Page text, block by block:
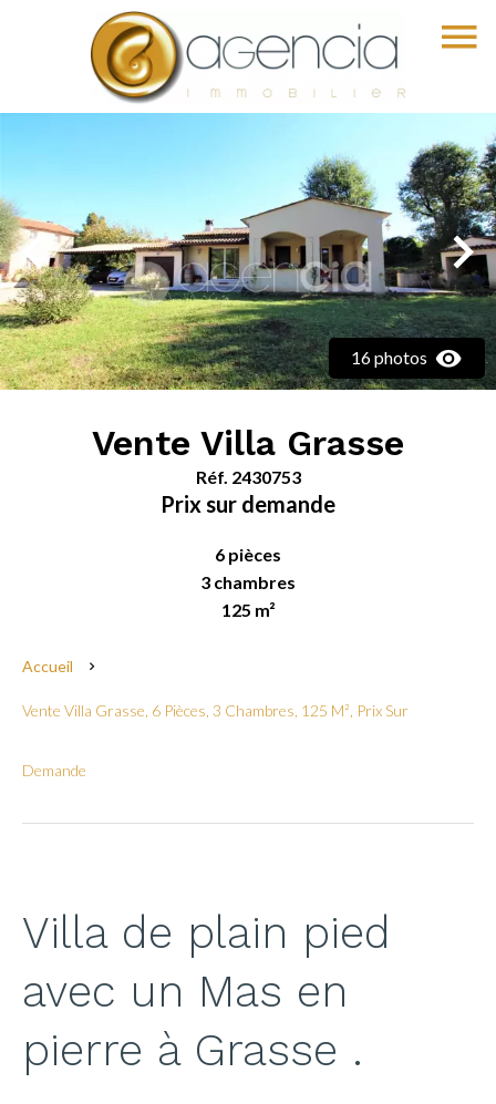
16 photos
Vente Villa Grasse
Réf. 2430753
Prix sur demande
6 pièces
3 chambres
125 m²
Accueil
Vente Villa Grasse, 6 Pièces, 3 Chambres, 125 M², Prix Sur
Demande
Villa de plain pied
avec un Mas en
pierre à Grasse .